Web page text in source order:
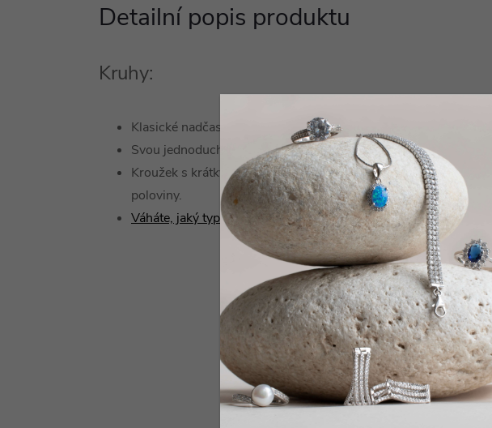
Detailní popis produktu
Kruhy:
Klasické nadčasové kruhy, které vám sluší při každé příležitosti
Svou jednoduchostí se hodí ke každému outfitu
Kroužek s krátkým drátkem zasunete či zaklapnete do jeho druhé
poloviny.
Váháte, jaký typ náušnice zvolit?